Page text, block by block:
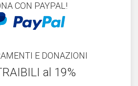
CON PAYPAL!
E DONAZIONI
al 19%